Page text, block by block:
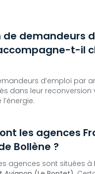
demandeurs
t-il
d’emploi par
dans leur reconversion
les agences
Bollène ?
agences sont situées à